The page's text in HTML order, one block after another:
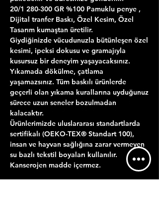
20/1 280-300 GR %100 Pamuklu penye ,
Dijital tranfer Baskı, Özel Kesim, Özel
Tasarım kumaştan üretilir.
Giydiğinizde vücudunuzla bütünleşen özel
kesimi, ipeksi dokusu ve gramajıyla
kusursuz bir deneyim yaşayacaksınız.
Yıkamada dökülme, çatlama
yaşamazsınız. Tüm baskılı ürünlerde
geçerli olan yıkama kurallarına uyduğunuz
sürece uzun seneler bozulmadan
kalacaktır.
Ürünlerimizde uluslararası standartlarda
sertifikalı (OEKO-TEX® Standart 100),
insan ve hayvan sağlığına zarar vermeyen
su bazlı tekstil boyaları kullanılır.
Kanserojen madde içermez.